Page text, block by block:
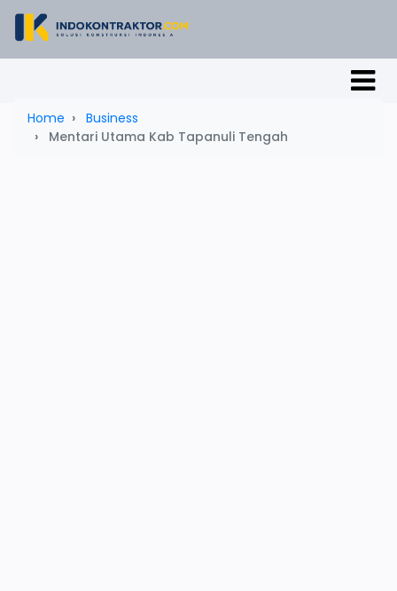
Home
Business
Mentari Utama Kab Tapanuli Tengah